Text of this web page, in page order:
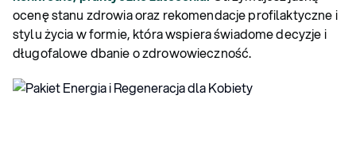
ocenę stanu zdrowia oraz rekomendacje profilaktyczne i
stylu życia w formie, która wspiera świadome decyzje i
długofalowe dbanie o zdrowowieczność.